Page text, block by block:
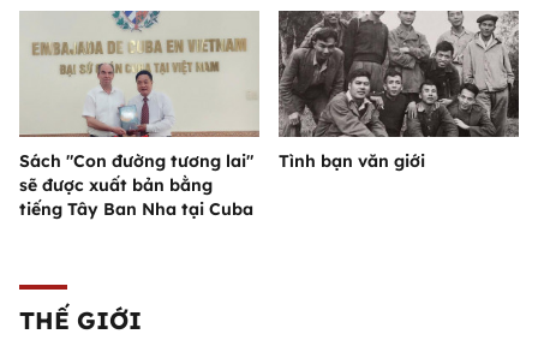
Sách "Con đường tương lai"
sẽ được xuất bản bằng
tiếng Tây Ban Nha tại Cuba
Tình bạn văn giới
THẾ GIỚI